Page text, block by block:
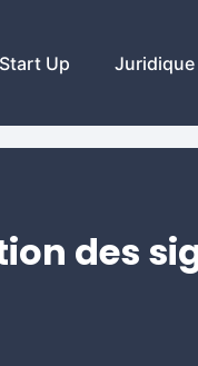
Start Up Juridique
des